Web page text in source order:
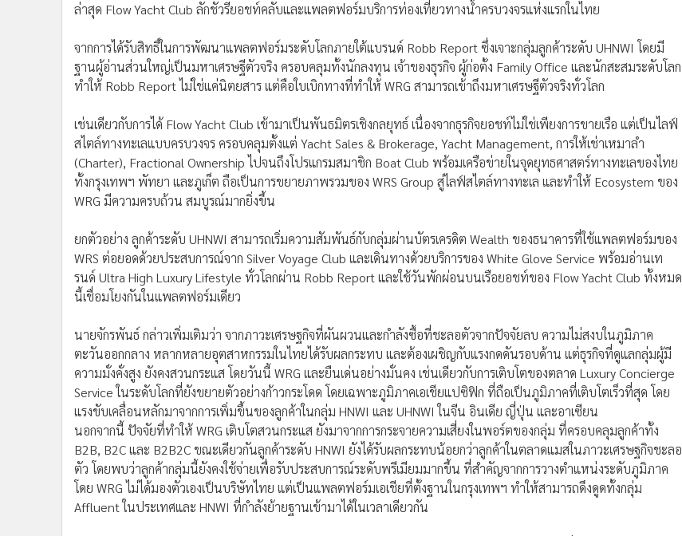
ล่าสุด Flow Yacht Club ลักชัวรียอชท์คลับและแพลตฟอร์มบริการท่องเที่ยวทางน้ำครบวงจรแห่งแรกในไทย
จากการได้รับสิทธิ์ในการพัฒนาแพลตฟอร์มระดับโลกภายใต้แบรนด์ Robb Report ซึ่งเจาะกลุ่มลูกค้าระดับ UHNWI โดยมี
ฐานผู้อ่านส่วนใหญ่เป็นมหาเศรษฐีตัวจริง ครอบคลุมทั้งนักลงทุน เจ้าของธุรกิจ ผู้ก่อตั้ง Family Office และนักสะสมระดับโลก
ทำให้ Robb Report ไม่ใช่แค่นิตยสาร แต่คือใบเบิกทางที่ทำให้ WRG สามารถเข้าถึงมหาเศรษฐีตัวจริงทั่วโลก
เช่นเดียวกับการได้ Flow Yacht Club เข้ามาเป็นพันธมิตรเชิงกลยุทธ์ เนื่องจากธุรกิจยอชท์ไม่ใช่เพียงการขายเรือ แต่เป็นไลฟ์
สไตล์ทางทะเลแบบครบวงจร ครอบคลุมตั้งแต่ Yacht Sales & Brokerage, Yacht Management, การให้เช่าเหมาลำ
(Charter), Fractional Ownership ไปจนถึงโปรแกรมสมาชิก Boat Club พร้อมเครือข่ายในจุดยุทธศาสตร์ทางทะเลของไทย
ทั้งกรุงเทพฯ พัทยา และภูเก็ต ถือเป็นการขยายภาพรวมของ WRS Group สู่ไลฟ์สไตล์ทางทะเล และทำให้ Ecosystem ของ
WRG มีความครบถ้วน สมบูรณ์มากยิ่งขึ้น
ยกตัวอย่าง ลูกค้าระดับ UHNWI สามารถเริ่มความสัมพันธ์กับกลุ่มผ่านบัตรเครดิต Wealth ของธนาคารที่ใช้แพลตฟอร์มของ
WRS ต่อยอดด้วยประสบการณ์จาก Silver Voyage Club และเดินทางด้วยบริการของ White Glove Service พร้อมอ่านเท
รนด์ Ultra High Luxury Lifestyle ทั่วโลกผ่าน Robb Report และใช้วันพักผ่อนบนเรือยอชท์ของ Flow Yacht Club ทั้งหมด
นี้เชื่อมโยงกันในแพลตฟอร์มเดียว
นายจักรพันธ์ กล่าวเพิ่มเติมว่า จากภาวะเศรษฐกิจที่ผันผวนและกำลังซื้อที่ชะลอตัวจากปัจจัยลบ ความไม่สงบในภูมิภาค
ตะวันออกกลาง หลากหลายอุตสาหกรรมในไทยได้รับผลกระทบ และต้องเผชิญกับแรงกดดันรอบด้าน แต่ธุรกิจที่ดูแลกลุ่มผู้มี
ความมั่งคั่งสูง ยังคงสวนกระแส โดยวันนี้ WRG และยืนเด่นอย่างมั่นคง เช่นเดียวกับการเติบโตของตลาด Luxury Concierge
Service ในระดับโลกที่ยังขยายตัวอย่างก้าวกระโดด โดยเฉพาะภูมิภาคเอเชียแปซิฟิก ที่ถือเป็นภูมิภาคที่เติบโตเร็วที่สุด โดย
แรงขับเคลื่อนหลักมาจากการเพิ่มขึ้นของลูกค้าในกลุ่ม HNWI และ UHNWI ในจีน อินเดีย ญี่ปุ่น และอาเซียน
นอกจากนี้ ปัจจัยที่ทำให้ WRG เติบโตสวนกระแส ยังมาจากการกระจายความเสี่ยงในพอร์ตของกลุ่ม ที่ครอบคลุมลูกค้าทั้ง
B2B, B2C และ B2B2C ขณะเดียวกันลูกค้าระดับ HNWI ยังได้รับผลกระทบน้อยกว่าลูกค้าในตลาดแมสในภาวะเศรษฐกิจชะลอ
ตัว โดยพบว่าลูกค้ากลุ่มนี้ยังคงใช้จ่ายเพื่อรับประสบการณ์ระดับพรีเมียมมากขึ้น ที่สำคัญจากการวางตำแหน่งระดับภูมิภาค
โดย WRG ไม่ได้มองตัวเองเป็นบริษัทไทย แต่เป็นแพลตฟอร์มเอเชียที่ตั้งฐานในกรุงเทพฯ ทำให้สามารถดึงดูดทั้งกลุ่ม
Affluent ในประเทศและ HNWI ที่กำลังย้ายฐานเข้ามาได้ในเวลาเดียวกัน